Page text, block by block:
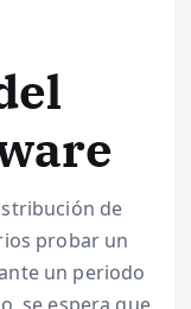
de
probar un
un periodo